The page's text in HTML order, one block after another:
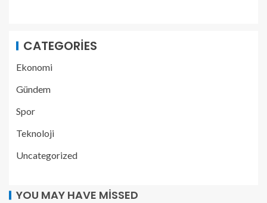
CATEGORIES
Ekonomi
Gündem
Spor
Teknoloji
Uncategorized
YOU MAY HAVE MISSED